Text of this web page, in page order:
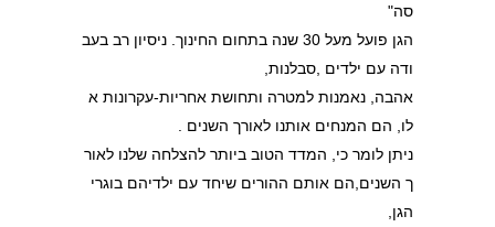
סה"
הגן פועל מעל 30 שנה בתחום החינוך. ניסיון רב בעב
ודה עם ילדים ,סבלנות,
אהבה, נאמנות למטרה ותחושת אחריות-עקרונות א
לו, הם המנחים אותנו לאורך השנים .
ניתן לומר כי, המדד הטוב ביותר להצלחה שלנו לאור
ך השנים,הם אותם ההורים שיחד עם ילדיהם בוגרי
הגן,